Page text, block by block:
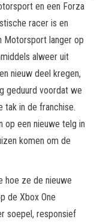
en een Forza
racer is en
Motorsport langer op
alweer uit
nieuw deel kregen,
geduurd voordat we
tak in de franchise.
op een nieuwe telg in
komen om de
hoe ze de nieuwe
de Xbox One
soepel, responsief